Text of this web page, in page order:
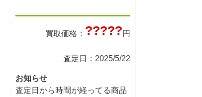
買取価格： ?????円
査定日：2025/5/22
お知らせ
査定日から時間が経ってる商品